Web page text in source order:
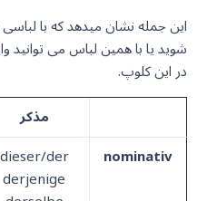
این جمله نشان میدهد که با
شوید یا با همین لباس می توانید
در این کلوپ.
مذکر
nominativ
dieser/der
derjenige